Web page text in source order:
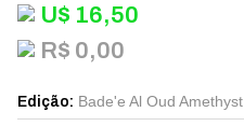
U$ 16,50
R$ 0,00
Edição: Bade'e Al Oud Amethyst